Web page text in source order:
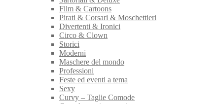
Film & Cartoons
Pirati & Corsari & Moschettieri
Divertenti & Ironici
Circo & Clown
Storici
Moderni
Maschere del mondo
Professioni
Feste ed eventi a tema
Sexy
Curvy – Taglie Comode